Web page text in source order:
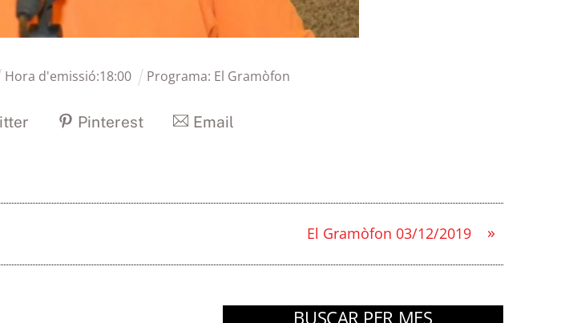
Hora d'emissió:18:00 Programa: El Gramòfon
Pinterest Email
»
El Gramòfon 03/12/2019